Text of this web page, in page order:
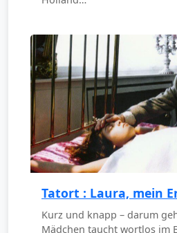
Tatort : Laura, mein
Kurz und knapp – darum
Mädchen taucht wortlos im